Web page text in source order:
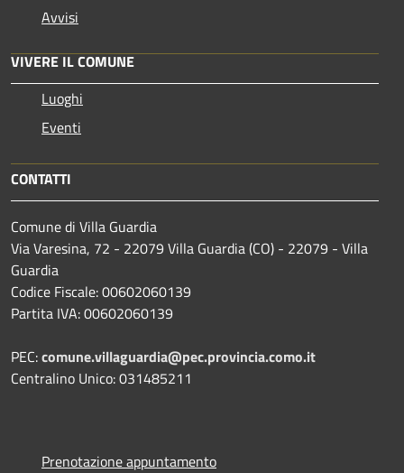
Avvisi
VIVERE IL COMUNE
Luoghi
Eventi
CONTATTI
Comune di Villa Guardia
Via Varesina, 72 - 22079 Villa Guardia (CO) - 22079 - Villa
Guardia
Codice Fiscale: 00602060139
Partita IVA: 00602060139
PEC:comune.villaguardia@pec.provincia.como.it
Centralino Unico: 031485211
Prenotazione appuntamento